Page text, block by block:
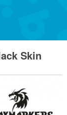
Skin